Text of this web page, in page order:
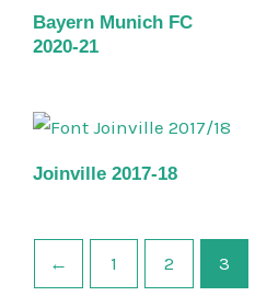
Bayern Munich FC
2020-21
Joinville 2017-18
← 1 2 3